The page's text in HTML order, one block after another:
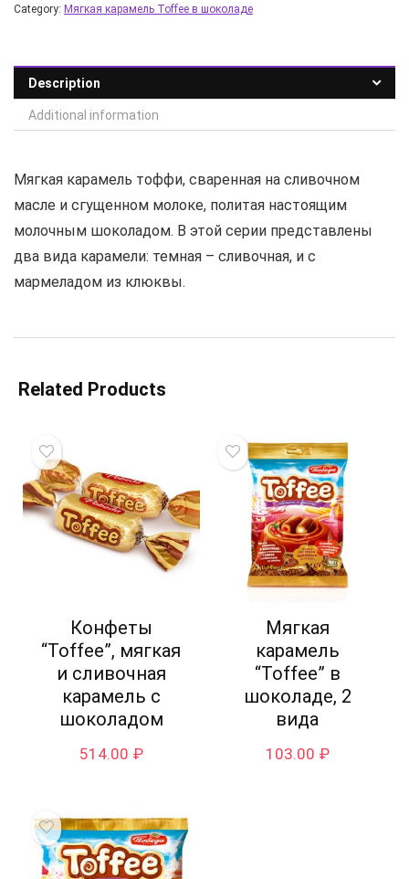
Category: Мягкая карамель Toffee в шоколаде
Description
Additional information
Мягкая карамель тоффи, сваренная на сливочном
масле и сгущенном молоке, политая настоящим
молочным шоколадом. В этой серии представлены
два вида карамели: темная – сливочная, и с
мармеладом из клюквы.
Related Products
Конфеты
“Toffee”, мягкая
и сливочная
карамель с
шоколадом
514.00 ₽
Мягкая
карамель
“Toffee” в
шоколаде, 2
вида
103.00 ₽